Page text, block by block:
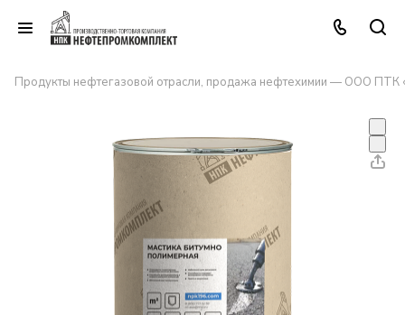
Продукты нефтегазовой отрасли, продажа нефтехимии — ООО ПТК